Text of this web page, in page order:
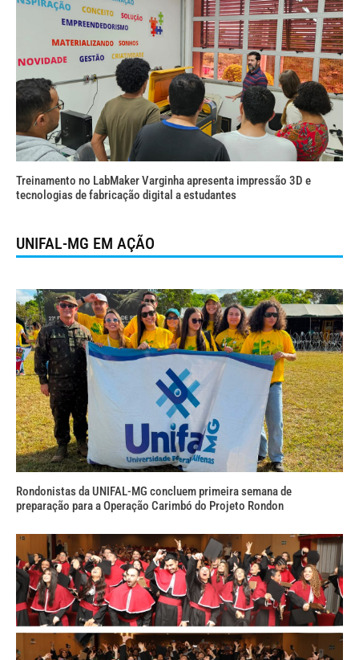
Treinamento no LabMaker Varginha apresenta impressão 3D e
tecnologias de fabricação digital a estudantes
UNIFAL-MG EM AÇÃO
Rondonistas da UNIFAL-MG concluem primeira semana de
preparação para a Operação Carimbó do Projeto Rondon